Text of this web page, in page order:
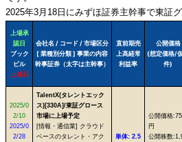
2025年3月18日にみずほ証券主幹事で東証
上場承
認日
ブック
ビル
上場日
会社名 / コード / 市場区分
[ 業種別分類 ] 事業の内容
幹事証券（太字は主幹事）
直前期売
上高経常
利益率
公開価格
(想定価格/
件)
2025/0
2/10
2025/0
2/28
TalentX(タレントエック
ス)[330A]/東証グロース
市場に上場予定
[情報・通信業] クラウド
ベースのタレント・アク
単体: 2.5
公開価格
円
公開株数